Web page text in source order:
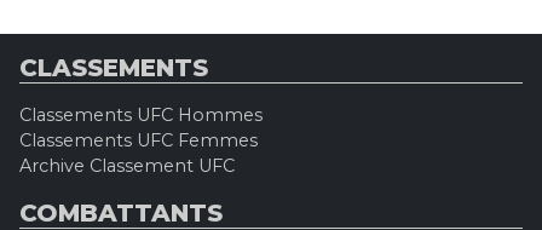
CLASSEMENTS
Classements UFC Hommes
Classements UFC Femmes
Archive Classement UFC
COMBATTANTS